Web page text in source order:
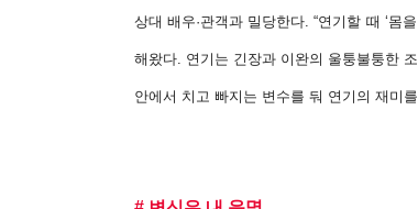
상대 배우·관객과 밀당한다. “연기할 때 ‘몸
해왔다. 연기는 긴장과 이완의 울퉁불퉁한
안에서 치고 빠지는 변수를 둬 연기의 재미